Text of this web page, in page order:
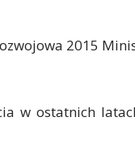
2015
w ostatnich